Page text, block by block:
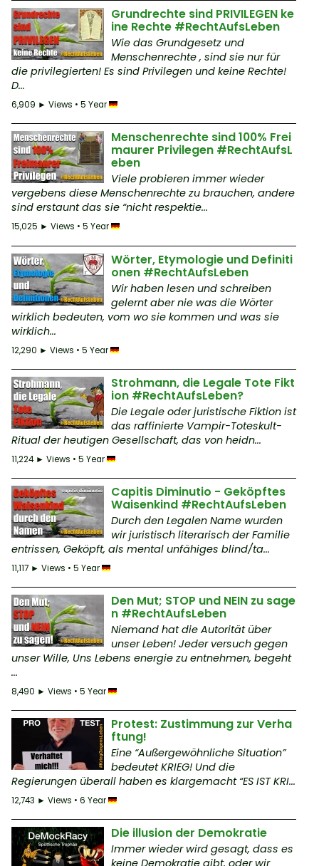
Grundrechte sind PRIVILEGEN ke
ine Rechte #RechtAufsLeben
Wie das Grundgesetz und
Menschenrechte , sind sie nur für
die privilegierten! Es sind Privilegen und keine Rechte!
D...
6,909 ► Views • 5 Year
Menschenrechte sind 100% Frei
maurer Privilegen #RechtAufsL
eben
Viele probieren immer wieder
vergebens diese Menschenrechte zu brauchen, andere
sind erstaunt das sie “nicht respektie...
15,025 ► Views • 5 Year
Wörter, Etymologie und Definiti
onen #RechtAufsLeben
Wir haben lesen und schreiben
gelernt aber nie was die Wörter
wirklich bedeuten, vom wo sie kommen und was sie
wirklich...
12,290 ► Views • 5 Year
Strohmann, die Legale Tote Fikt
ion #RechtAufsLeben?
Die Legale oder juristische Fiktion ist
das raffinierte Vampir-Toteskult-
Ritual der heutigen Gesellschaft, das von heidn...
11,224 ► Views • 5 Year
Capitis Diminutio - Geköpftes
Waisenkind #RechtAufsLeben
Durch den Legalen Name wurden
wir juristisch literarisch der Familie
entrissen, Geköpft, als mental unfähiges blind/ta...
11,117 ► Views • 5 Year
Den Mut; STOP und NEIN zu sage
n #RechtAufsLeben
Niemand hat die Autorität über
unser Leben! Jeder versuch gegen
unser Wille, Uns Lebens energie zu entnehmen, begeht
...
8,490 ► Views • 5 Year
Protest: Zustimmung zur Verha
ftung!
Eine “Außergewöhnliche Situation”
bedeutet KRIEG! Und die
Regierungen überall haben es klargemacht “ES IST KRI...
12,743 ► Views • 6 Year
Die illusion der Demokratie
Immer wieder wird gesagt, dass es